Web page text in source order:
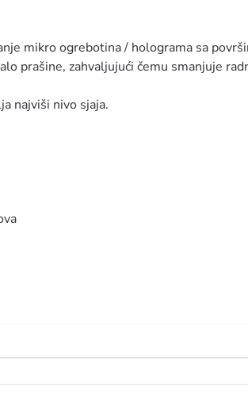
mikro ogrebotina / holograma sa
prašine, zahvaljujući čemu smanjuje
najviši nivo sjaja.